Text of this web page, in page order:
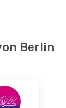
Berlin